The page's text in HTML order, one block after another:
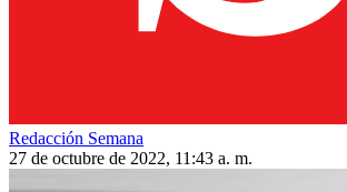
Redacción Semana
27 de octubre de 2022, 11:43 a. m.